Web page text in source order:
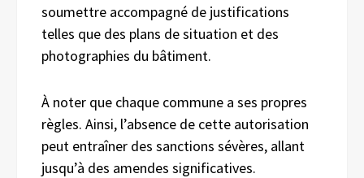
soumettre accompagné de justifications
telles que des plans de situation et des
photographies du bâtiment.
À noter que chaque commune a ses propres
règles. Ainsi, l’absence de cette autorisation
peut entraîner des sanctions sévères, allant
jusqu’à des amendes significatives.